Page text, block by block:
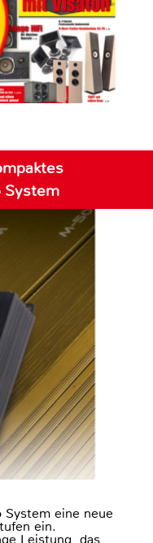
System
eine neue
ein.
Leistung, das